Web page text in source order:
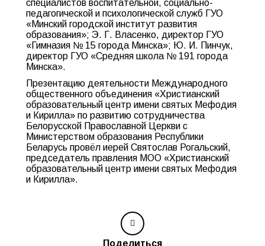
специалистов воспитательной, социально-
педагогической и психологической служб ГУО
«Минский городской институт развития
образования»; Э. Г. Власенко, директор ГУО
«Гимназия № 15 города Минска»; Ю. И. Пинчук,
директор ГУО «Средняя школа № 191 города
Минска».
Презентацию деятельности Международного
общественного объединения «Христианский
образовательный центр имени святых Мефодия
и Кирилла» по развитию сотрудничества
Белорусской Православной Церкви с
Министерством образования Республики
Беларусь провёл иерей Святослав Рогальский,
председатель правления МОО «Христианский
образовательный центр имени святых Мефодия
и Кирилла».
Поделиться